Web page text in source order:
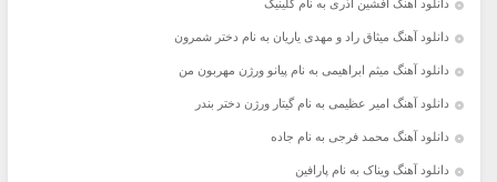
دانلود آهنگ افشین آذری به نام گلینیک
دانلود آهنگ میثاق راد و مهدی یاریان به نام دختر شمرون
دانلود آهنگ میثم ابراهیمی به نام پیانو ورژن مهربون من
دانلود آهنگ امیر عظیمی به نام گیتار ورژن دختر بندر
دانلود آهنگ محمد فرجی به نام جاده
دانلود آهنگ ویناک به نام پارافین